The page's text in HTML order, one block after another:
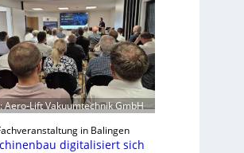
Aero-Lift Vakuumtechnik GmbH
in Balingen
digitalisiert sich